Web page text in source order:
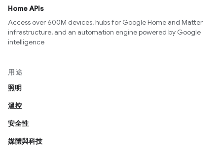
Home APIs
Access over 600M devices, hubs for Google Home and Matter
infrastructure, and an automation engine powered by Google
intelligence
用途
照明
溫控
安全性
媒體與科技